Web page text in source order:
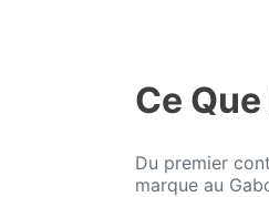
Ce
Du premier
marque au